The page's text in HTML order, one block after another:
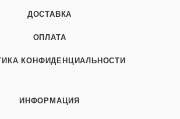
ДОСТАВКА
ОПЛАТА
КОНФИДЕНЦИАЛЬНОСТИ
ИНФОРМАЦИЯ